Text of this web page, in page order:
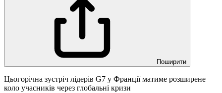
Поширити
Цьогорічна зустріч лідерів G7 у Франції матиме розширене
коло учасників через глобальні кризи